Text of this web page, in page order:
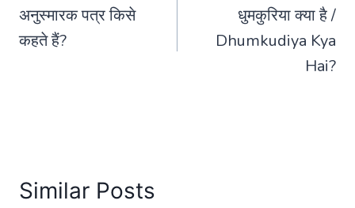
navigation
अनुस्मारक पत्र किसे
कहते हैं?
धुमकुरिया क्या है /
Dhumkudiya Kya
Hai?
Similar Posts